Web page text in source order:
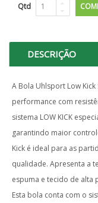
Qtd
DESCRIÇÃO
A Bola Uhlsport Low
performance com
sistema LOW KICK
garantindo maior
Kick é ideal para as
qualidade. Apresenta a
espuma e tecido de alta
Esta bola conta com o